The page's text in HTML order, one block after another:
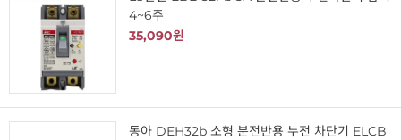
4~6주
35,090원
동아 DEH32b 소형 분전반용 누전 차단기 ELCB